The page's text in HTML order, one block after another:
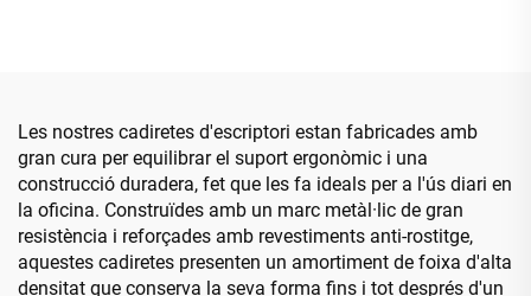
Les nostres cadiretes d'escriptori estan fabricades amb
gran cura per equilibrar el suport ergonòmic i una
construcció duradera, fet que les fa ideals per a l'ús diari en
la oficina. Construïdes amb un marc metàl·lic de gran
resistència i reforçades amb revestiments anti-rostitge,
aquestes cadiretes presenten un amortiment de foixa d'alta
densitat que conserva la seva forma fins i tot després d'un